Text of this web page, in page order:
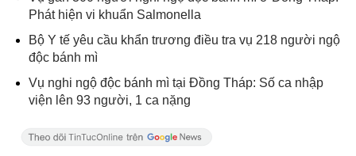
Phát hiện vi khuẩn Salmonella
Bộ Y tế yêu cầu khẩn trương điều tra vụ 218 người ngộ
độc bánh mì
Vụ nghi ngộ độc bánh mì tại Đồng Tháp: Số ca nhập
viện lên 93 người, 1 ca nặng